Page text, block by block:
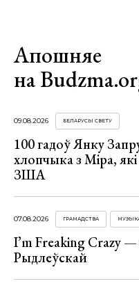
Апошняе
на
09.08.2026 БЕЛАРУСЫ СВЕТУ
100 гадоў Янку
хлопчыка з Міра,
ЗША
07.08.2026 ГРАМАДСТВА
I’m Freaking Crazy —
Рыдлеўскай